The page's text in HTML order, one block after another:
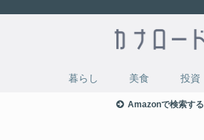
暮らし 美食 投資
Amazonで検索する